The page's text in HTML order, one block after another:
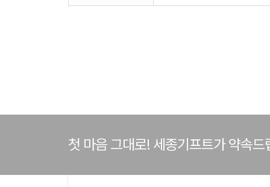
첫 마음 그대로! 세종기프트가 약속드